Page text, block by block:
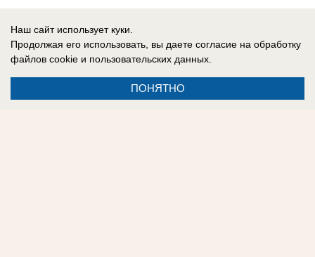
Мария Гутина
Наш сайт использует куки.
Продолжая его использовать, вы даете согласие на обработку
файлов cookie и пользовательских данных.
ПОНЯТНО